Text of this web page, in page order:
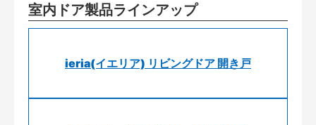
室内ドア製品ラインアップ
ieria(イエリア) リビングドア 開き戸